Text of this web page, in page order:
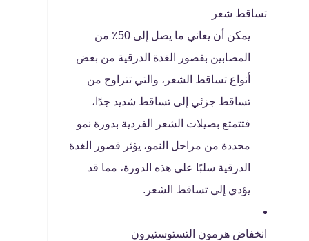
تساقط شعر
يمكن أن يعاني ما يصل إلى 50٪ من
المصابين بقصور الغدة الدرقية من بعض
أنواع تساقط الشعر، والتي تتراوح من
تساقط جزئي إلى تساقط شديد جدًا،
فتتمتع بصيلات الشعر الفردية بدورة نمو
محددة من مراحل النمو، يؤثر قصور الغدة
الدرقية سلبًا على هذه الدورة، مما قد
يؤدي إلى تساقط الشعر.
انخفاض هرمون التستوستيرون